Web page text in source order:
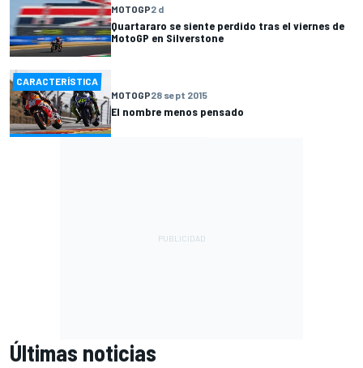
MOTOGP2 d
Quartararo se siente perdido tras el viernes de
MotoGP en Silverstone
CARACTERÍSTICA
MOTOGP28 sept 2015
El nombre menos pensado
Últimas noticias